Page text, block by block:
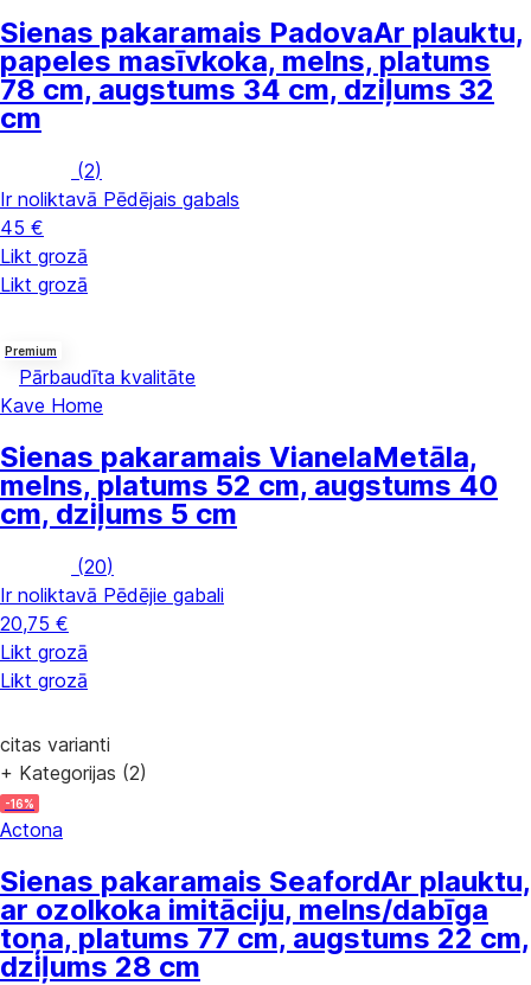
Sienas pakaramais PadovaAr plauktu,
papeles masīvkoka, melns, platums
78 cm, augstums 34 cm, dziļums 32
cm
(2)
Ir noliktavā Pēdējais gabals
45 €
Likt grozā
Likt grozā
Premium
Pārbaudīta kvalitāte
Kave Home
Sienas pakaramais VianelaMetāla,
melns, platums 52 cm, augstums 40
cm, dziļums 5 cm
(20)
Ir noliktavā Pēdējie gabali
20,75 €
Likt grozā
Likt grozā
citas varianti
+ Kategorijas (2)
-16%
Actona
Sienas pakaramais SeafordAr plauktu,
ar ozolkoka imitāciju, melns/dabīga
toņa, platums 77 cm, augstums 22 cm,
dziļums 28 cm